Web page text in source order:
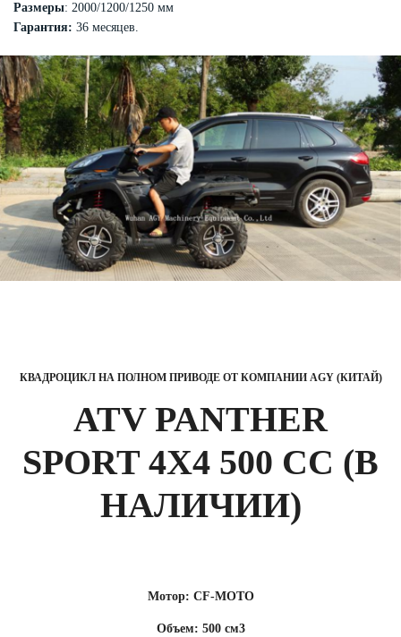
Размеры: 2000/1200/1250 мм
Гарантия: 36 месяцев.
КВАДРОЦИКЛ НА ПОЛНОМ ПРИВОДЕ ОТ КОМПАНИИ AGY (КИТАЙ)
ATV PANTHER
SPORT 4X4 500 CC (В
НАЛИЧИИ)
Мотор: CF-MOTO
Объем: 500 см3